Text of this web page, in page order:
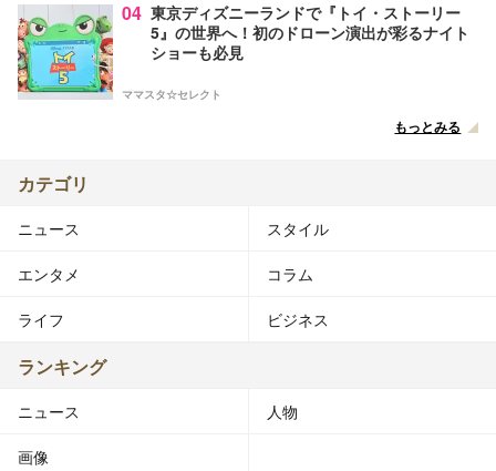
04 東京ディズニーランドで『トイ・ストーリー
5』の世界へ！初のドローン演出が彩るナイト
ショーも必見
ママスタ☆セレクト
もっとみる
カテゴリ
ニュース スタイル
エンタメ コラム
ライフ ビジネス
ランキング
ニュース 人物
画像